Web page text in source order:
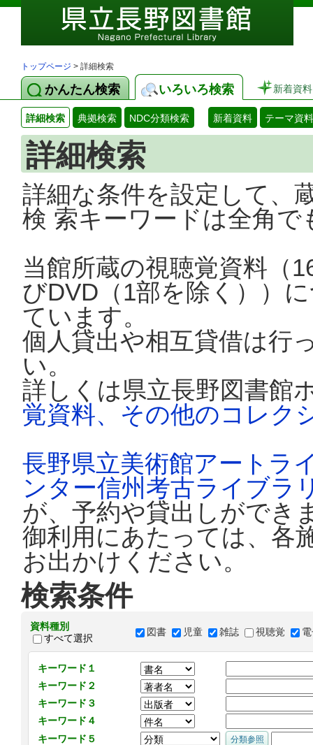
トップページ > 詳細検索
かんたん検索 いろいろ検索 新着資料
詳細検索 典拠検索 NDC分類検索 新着資料 テーマ資料
詳細検索
詳細な条件を設定して、
検 索キーワードは全角
当館所蔵の視聴覚資料（
びDVD（1部を除く））
ています。
個人貸出や相互貸借は行
い。
詳しくは県立長野図書館
覚資料、その他のコレク
長野県立美術館アートラ
ンター信州考古ライブラ
が、予約や貸出しができ
御利用にあたっては、各
お出かけください。
検索条件
資料種別
すべて選択
図書 児童 雑誌 視聴覚
キーワード１
キーワード２
キーワード３
キーワード４
キーワード５